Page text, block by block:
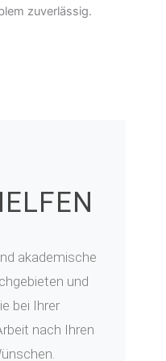
zuverlässig.
akademische
und
bei Ihrer
nach Ihren